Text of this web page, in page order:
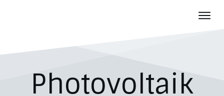
Photovoltaik